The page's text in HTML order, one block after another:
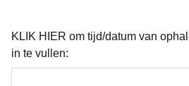
KLIK HIER om tijd/datum van
in te vullen: